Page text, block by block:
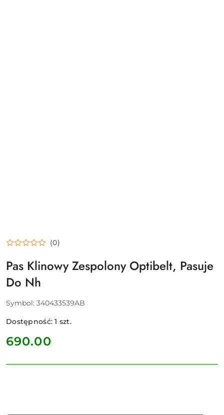
(0)
Pas Klinowy Zespolony Optibelt, Pasuje
Do Nh
Symbol: 340433539AB
Dostępność:1 szt.
cena:
690.00